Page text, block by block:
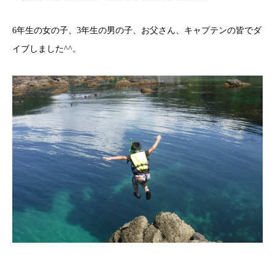
6年生の女の子、3年生の男の子、お父さん、キャプテンの皆でダ
イブしました^^。